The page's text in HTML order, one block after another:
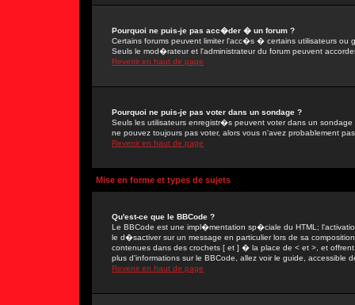
Pourquoi ne puis-je pas acc�der � un forum ?
Certains forums peuvent limiter l'acc�s � certains utilisateurs ou
Seuls le mod�rateur et l'administrateur du forum peuvent
Revenir en haut de page
Pourquoi ne puis-je pas voter dans un sondage ?
Seuls les utilisateurs enregistr�s peuvent voter dans un
ne pouvez toujours pas voter, alors vous n'avez probablement
Revenir en haut de page
Mise en forme et types de sujets
Qu'est-ce que le BBCode ?
Le BBCode est une impl�mentation sp�ciale du HTML;
le d�sactiver sur un message en particulier lors de sa
contenues dans des crochets [ et ] � la place de < et >, et
plus d'informations sur le BBCode, allez voir le guide, accessible
Revenir en haut de page